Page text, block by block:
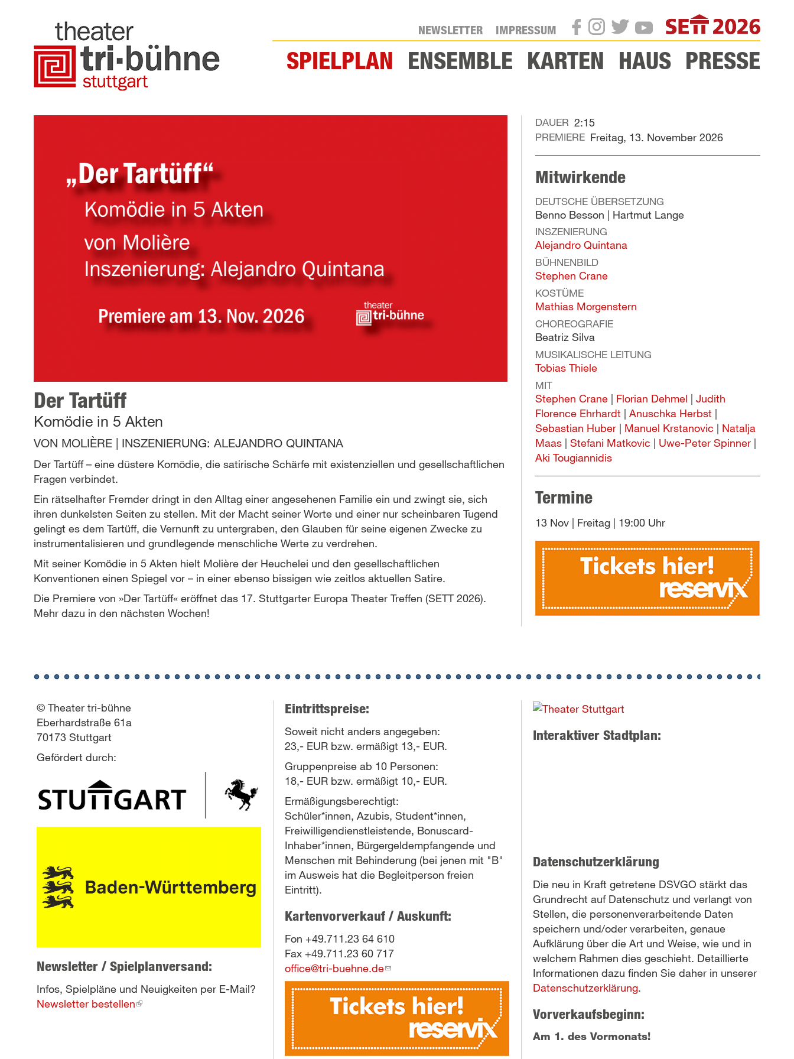
Inhalt
SPIELPLAN ENSEMBLE KARTEN HAUS PRESSE
NEWSLETTER IMPRESSUM FACEBOOK
INSTAGRAM
TWITTERYOUTUBE SETT
Der Tartüff
Komödie in 5 Akten
VON MOLIÈRE INSZENIERUNG: ALEJANDRO QUINTANA
Der Tartüff – eine düstere Komödie, die satirische Schärfe mit existenziellen und gesellschaftlichen
Fragen verbindet.
Ein rätselhafter Fremder dringt in den Alltag einer angesehenen Familie ein und zwingt sie, sich
ihren dunkelsten Seiten zu stellen. Mit der Macht seiner Worte und einer nur scheinbaren Tugend
gelingt es dem Tartüff, die Vernunft zu untergraben, den Glauben für seine eigenen Zwecke zu
instrumentalisieren und grundlegende menschliche Werte zu verdrehen.
Mit seiner Komödie in 5 Akten hielt Molière der Heuchelei und den gesellschaftlichen
Konventionen einen Spiegel vor – in einer ebenso bissigen wie zeitlos aktuellen Satire.
Die Premiere von »Der Tartüff« eröffnet das 17. Stuttgarter Europa Theater Treffen (SETT 2026).
Mehr dazu in den nächsten Wochen!
DAUER 2:15
PREMIERE Freitag, 13. November 2026
Mitwirkende
DEUTSCHE ÜBERSETZUNG
Benno Besson | Hartmut Lange
INSZENIERUNG
Alejandro Quintana
BÜHNENBILD
Stephen Crane
KOSTÜME
Mathias Morgenstern
CHOREOGRAFIE
Beatriz Silva
MUSIKALISCHE LEITUNG
Tobias Thiele
MIT
Stephen Crane| Florian Dehmel | Judith
Florence Ehrhardt| Anuschka Herbst|
Sebastian Huber| Manuel Krstanovic | Natalja
Maas| Stefani Matkovic | Uwe-Peter Spinner|
Aki Tougiannidis
Termine
13 Nov | Freitag | 19:00Uhr
© Theater tri-bühne
Eberhardstraße 61a
70173 Stuttgart
Gefördert durch:
Newsletter / Spielplanversand:
Infos, Spielpläne und Neuigkeiten per E-Mail?
Newsletter bestellen(link
Eintrittspreise:
Soweit nicht anders angegeben:
23,- EUR bzw. ermäßigt 13,- EUR.
Gruppenpreise ab 10 Personen:
18,- EUR bzw. ermäßigt 10,- EUR.
Ermäßigungsberechtigt:
Schüler*innen, Azubis, Student*innen,
Freiwilligendienstleistende, Bonuscard-
Inhaber*innen, Bürgergeldempfangende und
Menschen mit Behinderung (bei jenen mit "B"
im Ausweis hat die Begleitperson freien
Eintritt).
Kartenvorverkauf / Auskunft:
Fon +49.711.23 64 610
Fax +49.711.23 60 717
office@tri-buehne.de(link
sends
e-
mail)
Interaktiver Stadtplan:
Datenschutzerklärung
Die neu in Kraft getretene DSVGO stärkt das
Grundrecht auf Datenschutz und verlangt von
Stellen, die personenverarbeitende Daten
speichern und/oder verarbeiten, genaue
Aufklärung über die Art und Weise, wie und in
welchem Rahmen dies geschieht. Detaillierte
Informationen dazu finden Sie daher in unserer
Datenschutzerklärung.
Vorverkaufsbeginn:
Am 1. des Vormonats!